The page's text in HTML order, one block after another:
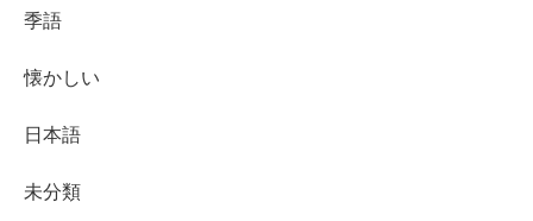
季語
懐かしい
日本語
未分類